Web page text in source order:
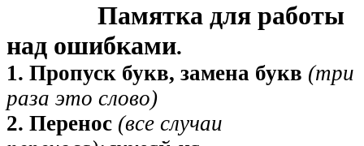
Памятка для работы
над ошибками.
1. Пропуск букв, замена букв (три
раза это слово)
2. Перенос (все случаи